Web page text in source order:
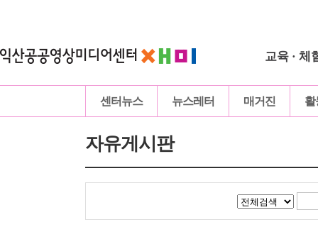
교육 · 체
센터뉴스 뉴스레터 매거진 활
자유게시판